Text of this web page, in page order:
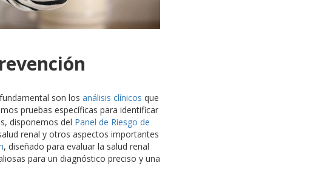
son los análisis clínicos que
pruebas específicas para identificar
disponemos del Panel de Riesgo de
renal y otros aspectos importantes
, diseñado para evaluar la salud renal
para un diagnóstico preciso y una